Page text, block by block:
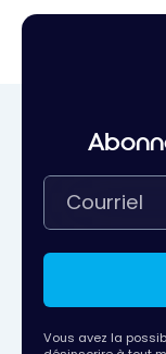
Vous avez la